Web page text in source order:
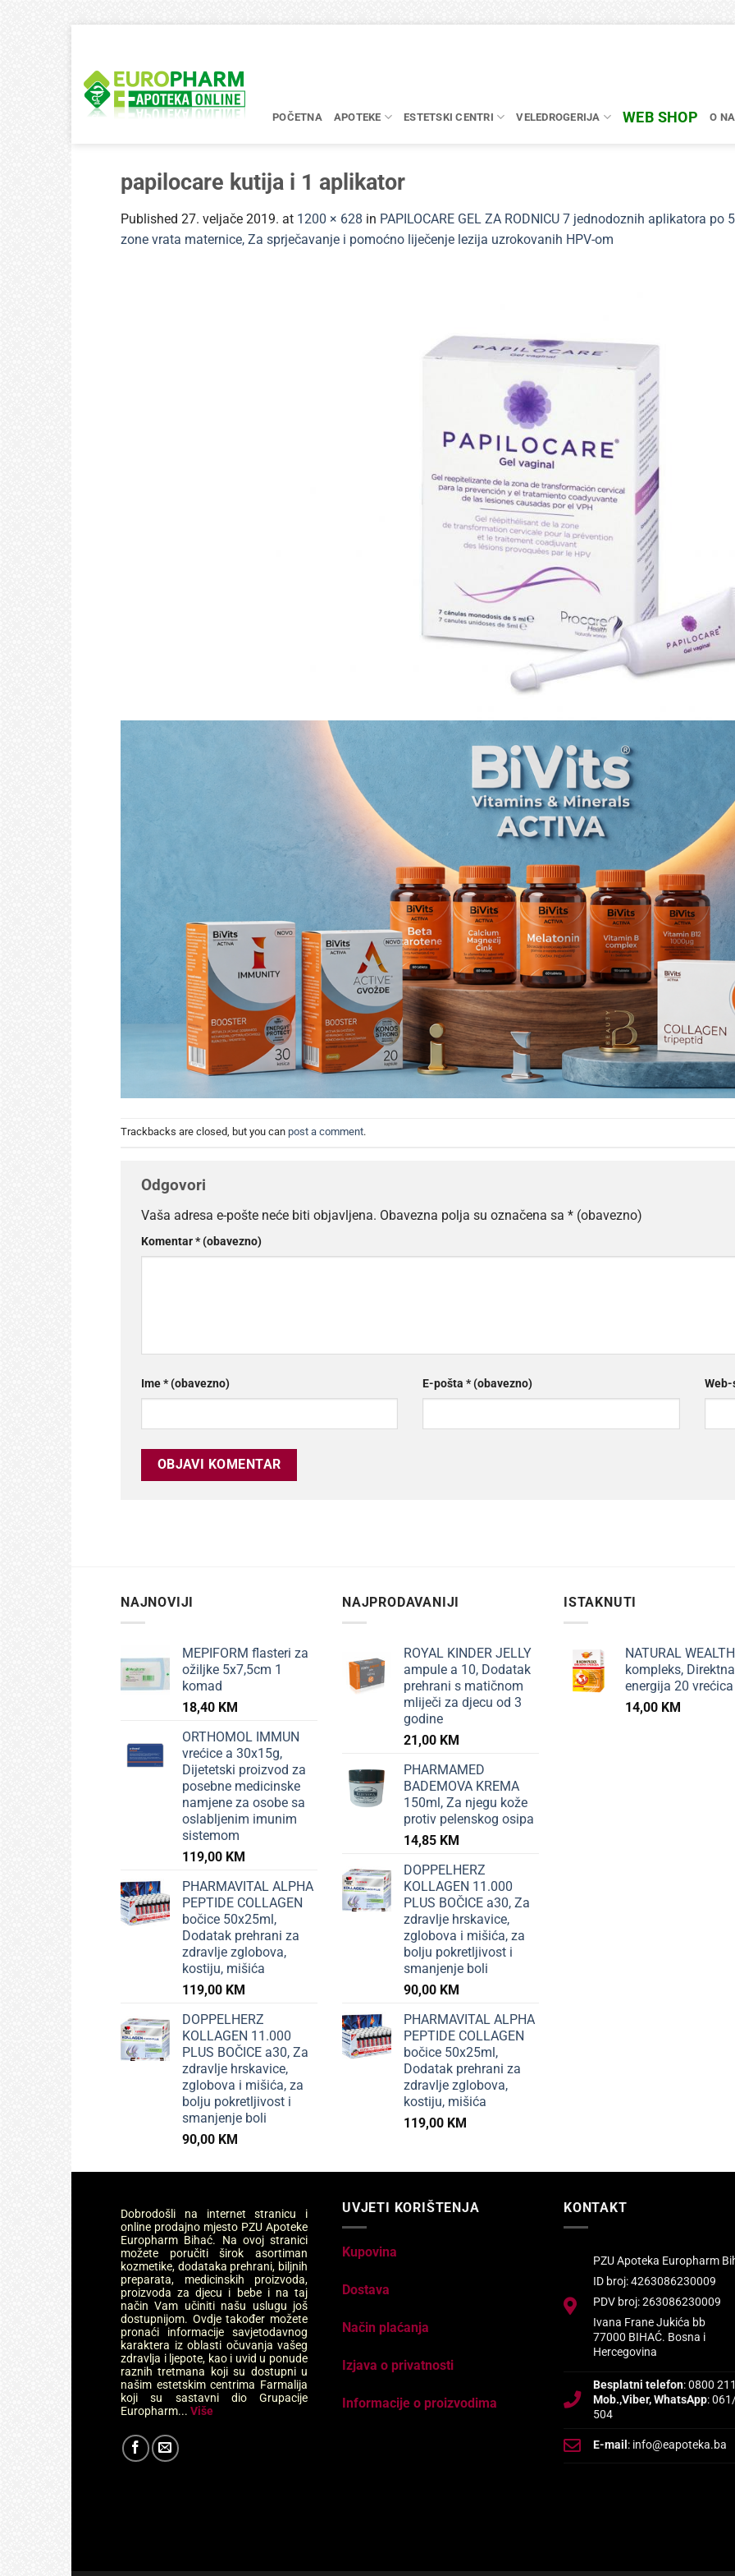
content
POČETNA APOTEKE ESTETSKI CENTRI VELEDROGERIJA WEB SHOP O
papilocare kutija i 1 aplikator
Published 27. veljače 2019. at 1200 × 628 in PAPILOCARE GEL ZA RODNICU 7 jednodoznih aplikatora
zone vrata maternice, Za sprječavanje i pomoćno liječenje lezija uzrokovanih HPV-om
Trackbacks are closed, but you can post a comment.
Odgovori
Vaša adresa e-pošte neće biti objavljena. Obavezna polja su označena sa * (obavezno)
Komentar* (obavezno)
Ime* (obavezno) E-pošta* (obavezno)
NAJNOVIJI
MEPIFORM flasteri za
ožiljke 5x7,5cm 1
komad
18,40 KM
ORTHOMOL IMMUN
vrećice a 30x15g,
Dijetetski proizvod za
posebne medicinske
namjene za osobe sa
oslabljenim imunim
sistemom
119,00 KM
PHARMAVITAL ALPHA
PEPTIDE COLLAGEN
bočice 50x25ml,
Dodatak prehrani za
zdravlje zglobova,
kostiju, mišića
119,00 KM
DOPPELHERZ
KOLLAGEN 11.000
PLUS BOČICE a30, Za
zdravlje hrskavice,
zglobova i mišića, za
bolju pokretljivost i
smanjenje boli
90,00 KM
NAJPRODAVANIJI
ROYAL KINDER JELLY
ampule a 10, Dodatak
prehrani s matičnom
mliječi za djecu od 3
godine
21,00 KM
PHARMAMED
BADEMOVA KREMA
150ml, Za njegu kože
protiv pelenskog osipa
14,85 KM
DOPPELHERZ
KOLLAGEN 11.000
PLUS BOČICE a30, Za
zdravlje hrskavice,
zglobova i mišića, za
bolju pokretljivost i
smanjenje boli
90,00 KM
PHARMAVITAL ALPHA
PEPTIDE COLLAGEN
bočice 50x25ml,
Dodatak prehrani za
zdravlje zglobova,
kostiju, mišića
119,00 KM
ISTAKNUTI
NATURAL
kompleks, Direktna
energija 20 vrećica
14,00 KM
Dobrodošli na internet stranicu i
online prodajno mjesto PZU Apoteke
Europharm Bihać. Na ovoj stranici
možete poručiti širok asortiman
kozmetike, dodataka prehrani, biljnih
preparata, medicinskih proizvoda,
proizvoda za djecu i bebe i na taj
način Vam učiniti našu uslugu još
dostupnijom. Ovdje također možete
pronaći informacije savjetodavnog
karaktera iz oblasti očuvanja vašeg
zdravlja i ljepote, kao i uvid u ponude
raznih tretmana koji su dostupni u
našim estetskim centrima Farmalija
koji su sastavni dio Grupacije
Europharm... Više
UVJETI KORIŠTENJA
Kupovina
Dostava
Način plaćanja
Izjava o privatnosti
Informacije o proizvodima
KONTAKT
PZU Apoteka Europharm
ID broj: 4263086230009
PDV broj: 263086230009
Ivana Frane Jukića bb
77000 BIHAĆ. Bosna i
Hercegovina
Besplatni telefon: 0800
Mob.,Viber, WhatsApp:
504
E-mail : info@eapoteka.ba